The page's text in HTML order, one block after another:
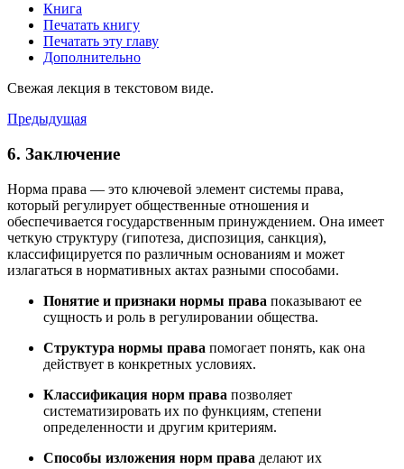
Книга
Печатать книгу
Печатать эту главу
Дополнительно
Свежая лекция в текстовом виде.
Предыдущая
6. Заключение
Норма права — это ключевой элемент системы права,
который регулирует общественные отношения и
обеспечивается государственным принуждением. Она имеет
четкую структуру (гипотеза, диспозиция, санкция),
классифицируется по различным основаниям и может
излагаться в нормативных актах разными способами.
Понятие и признаки нормы права показывают ее
сущность и роль в регулировании общества.
Структура нормы права помогает понять, как она
действует в конкретных условиях.
Классификация норм права позволяет
систематизировать их по функциям, степени
определенности и другим критериям.
Способы изложения норм права делают их